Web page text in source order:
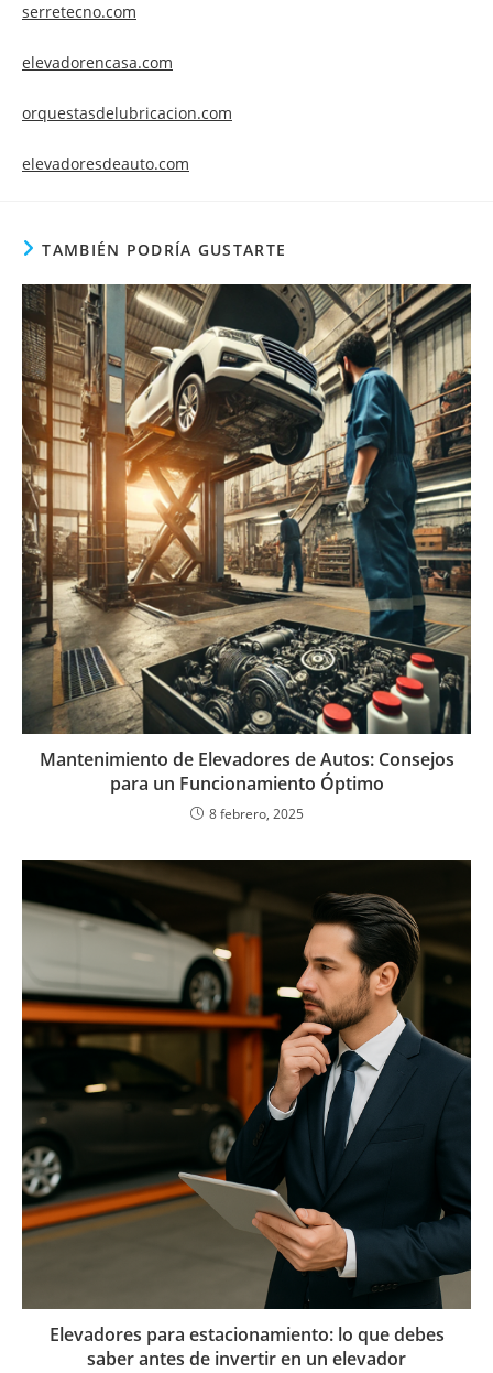
serretecno.com
elevadorencasa.com
orquestasdelubricacion.com
elevadoresdeauto.com
TAMBIÉN PODRÍA GUSTARTE
Mantenimiento de Elevadores de Autos: Consejos
para un Funcionamiento Óptimo
8 febrero, 2025
Elevadores para estacionamiento: lo que debes
saber antes de invertir en un elevador